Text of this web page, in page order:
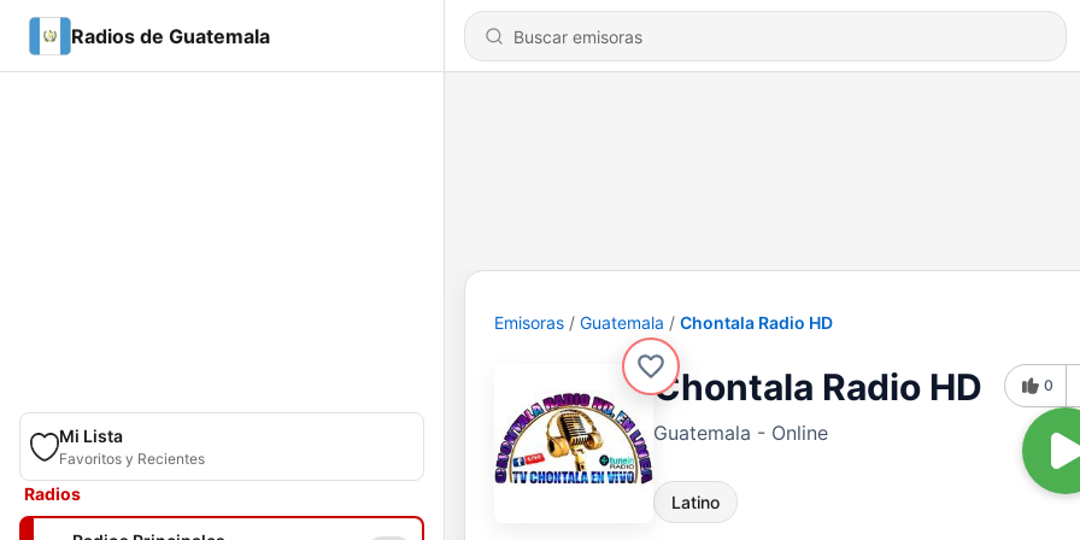
Radios de Guatemala
Mi Lista
Favoritos y Recientes
Radios
Emisoras Guatemala Chontala Radio HD
Chontala Radio HD
Guatemala - Online
Latino
0